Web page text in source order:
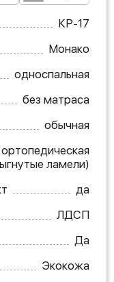
КР-17
Монако
односпальная
без матраса
обычная
ортопедическая
ламели)
да
ЛДСП
Да
Экокожа